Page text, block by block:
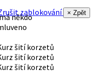
zablokování
× Zpět
někdo